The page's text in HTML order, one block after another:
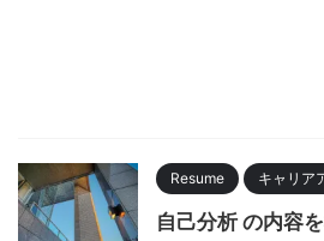
Resume キャリア
自己分析 の内容